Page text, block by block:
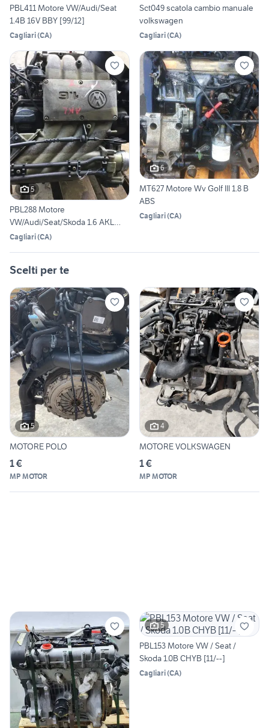
PBL411 Motore VW/Audi/Seat
1.4B 16V BBY [99/12]
Cagliari(CA)
Sct049 scatola cambio manuale
volkswagen
Cagliari(CA)
5
PBL288 Motore
VW/Audi/Seat/Skoda 1.6 AKL
[95/07]
Cagliari(CA)
6
MT627 Motore Wv Golf III 1.8 B
ABS
Cagliari(CA)
Scelti per te
5
MOTORE POLO
1 €
MP MOTOR
4
MOTORE VOLKSWAGEN
1 €
MP MOTOR
5
PBL153 Motore VW / Seat /
Skoda 1.0B CHYB [11/--]
Cagliari(CA)